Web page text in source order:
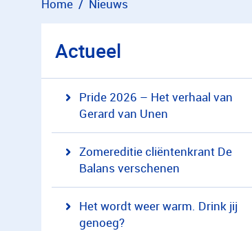
Home Nieuws
Actueel
Pride 2026 – Het verhaal van
Gerard van Unen
Zomereditie cliëntenkrant De
Balans verschenen
Het wordt weer warm. Drink jij
genoeg?